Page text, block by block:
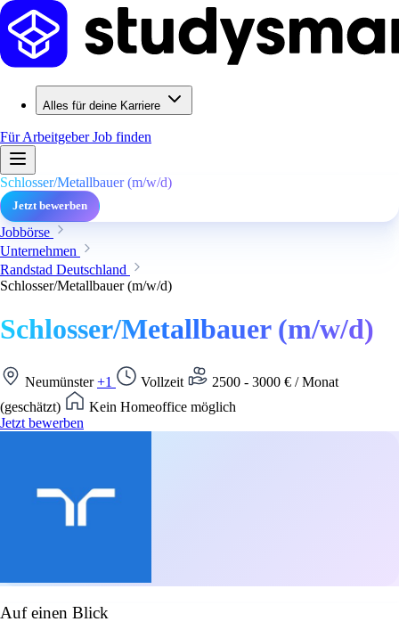
Alles für deine Karriere
Für ArbeitgeberJob finden
Schlosser/Metallbauer (m/w/d)
Jetzt bewerben
Jobbörse
Unternehmen
Randstad Deutschland
Schlosser/Metallbauer (m/w/d)
Schlosser/Metallbauer (m/w/d)
Neumünster+1 Vollzeit
2500 - 3000 € / Monat
(geschätzt)
Kein Homeoffice möglich
Jetzt bewerben
Auf einen Blick